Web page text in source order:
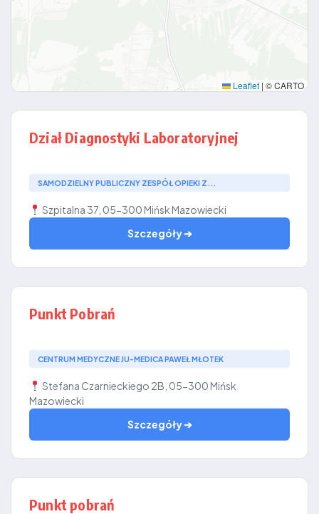
Leaflet | © CARTO
Dział Diagnostyki Laboratoryjnej
SAMODZIELNY PUBLICZNY ZESPÓŁ OPIEKI Z...
Szpitalna 37, 05-300 Mińsk Mazowiecki
Szczegóły ➔
Punkt Pobrań
CENTRUM MEDYCZNE JU-MEDICA PAWEŁ MŁOTEK
Stefana Czarnieckiego 2B, 05-300 Mińsk
Mazowiecki
Szczegóły ➔
Punkt pobrań